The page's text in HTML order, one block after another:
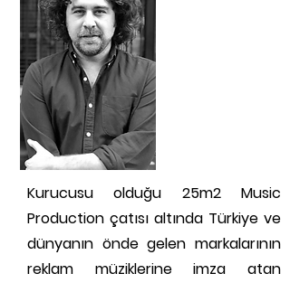
Kurucusu olduğu 25m2 Music
Production çatısı altında Türkiye ve
dünyanın önde gelen markalarının
reklam müziklerine imza atan